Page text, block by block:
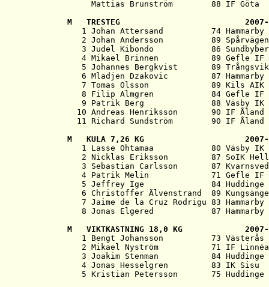
M TRESTEG                          2007-
1 Johan Attersand          74 Hammarby
2 Johan Andersson          89
3 Judel Kibondo            86
4 Mikael Brinnen           89 Gefle IF
5 Johannes Bergkvist       89
6 Mladjen Dzakovic         87 Hammarby
7 Tomas Olsson             89 Kils AIK
8 Filip Almgren            84 Gefle IF
9 Patrik Berg              88 Väsby IK
10 Andreas Henriksson       90 IF Åland
M KULA 7,26 KG                     2007-
1 Lasse Ohtamaa            80 Väsby
2 Nicklas Eriksson         87 SoIK
3 Sebastian Carlsson       87
4 Patrik Melin             71 Gefle IF
5 Jeffrey Ige              84 Huddinge
6 Christoffer Älvenstrand  89
7 Jaime de la Cruz Rodrigu 83 Hammarby
M VIKTKASTNING 18,0 KG             2007-
1 Bengt Johansson          73
2 Mikael Nyström           71 IF
3 Joakim Stenman           84 Huddinge
4 Jonas Hesselgren         83 IK Sisu